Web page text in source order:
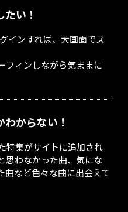
い！
インすれば、大画面でス
フィンしながら気ままに
からない！
特集がサイトに追加され
思わなかった曲、気にな
曲など色々な曲に出会えて